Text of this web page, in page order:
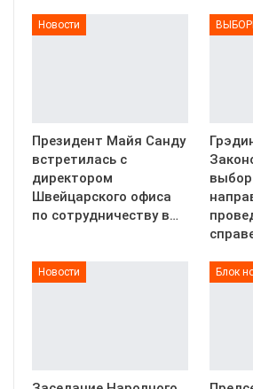
Новости
Президент Майя Санду
встретилась с
директором
Швейцарского офиса
по сотрудничеству в…
Новости Блок